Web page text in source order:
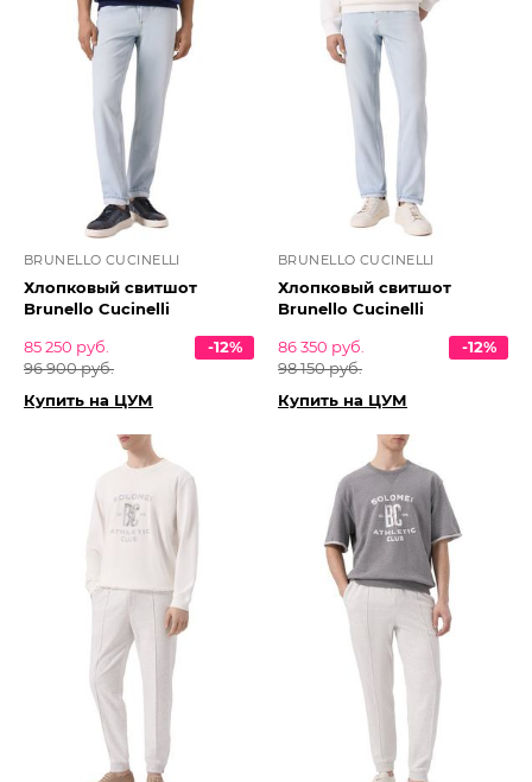
BRUNELLO CUCINELLI
Хлопковый свитшот
Brunello Cucinelli
85 250 руб.
96 900 руб.
-12%
Купить на ЦУМ
BRUNELLO CUCINELLI
Хлопковый свитшот
Brunello Cucinelli
86 350 руб.
98 150 руб.
-12%
Купить на ЦУМ